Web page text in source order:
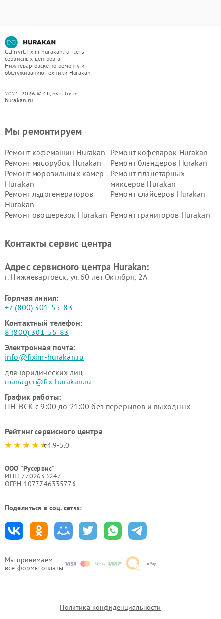
СЦ nvrt.fixim-hurakan.ru - сеть
сервисных центров в
Нижневартовске по ремонту и
обслуживанию техники Hurakan
2021-2026 © СЦ nvrt.fixim-
hurakan.ru
Мы принимаем
все формы оплаты
Мы ремонтируем
Ремонт кофемашин Hurakan
Ремонт кофеварок Hurakan
Ремонт мясорубок Hurakan
Ремонт блендеров Hurakan
Ремонт морозильных камер
Hurakan
Ремонт планетарных
миксеров Hurakan
Ремонт льдогенераторов
Hurakan
Ремонт слайсеров Hurakan
Ремонт овощерезок Hurakan Ремонт граниторов Hurakan
Hurakan
Контакты сервис центра
Адрес сервисного центра Hurakan:
г. Нижневартовск, ул. 60 лет Октября, 2А
Горячая линия:
+7 (800) 301-55-83
Контактный телефон:
8 (800) 301-55-83
Электронная почта:
info@fixim-hurakan.ru
для юридических лиц
manager@fix-hurakan.ru
График работы:
ПН-ВСК с 9:00 до 21:00 без перерывов и выходных
Рейтинг сервисного центра
4.9-5.0
ООО "Русервис"
ИНН 7702633247
ОГРН 1077746335776
Поделиться в соц. сетях:
Политика конфиденциальности